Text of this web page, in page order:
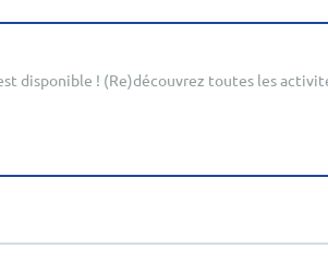
disponible ! (Re)découvrez toutes les